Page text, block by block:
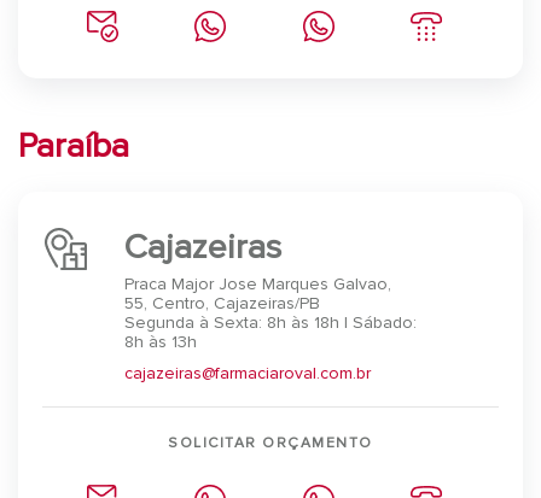
Paraíba
Cajazeiras
Praca Major Jose Marques Galvao,
55, Centro, Cajazeiras/PB
Segunda à Sexta: 8h às 18h | Sábado:
8h às 13h⠀
cajazeiras@farmaciaroval.com.br
SOLICITAR ORÇAMENTO